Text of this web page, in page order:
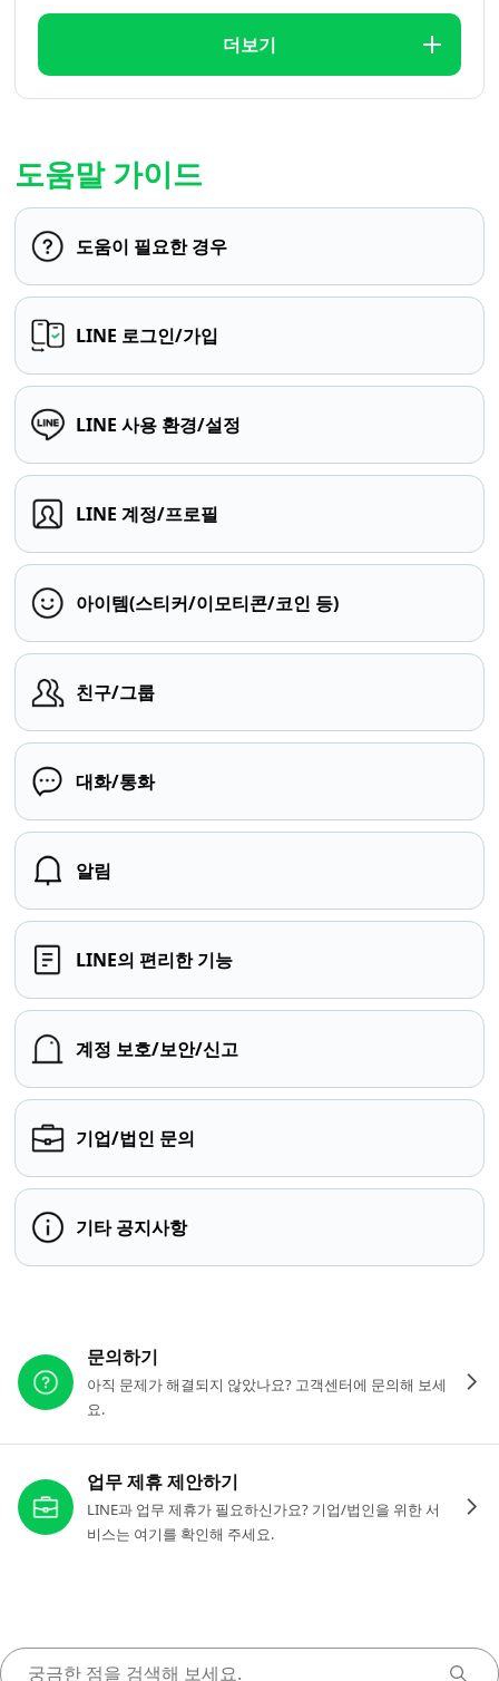
더보기
도움말 가이드
도움이 필요한 경우
LINE 로그인/가입
LINE 사용 환경/설정
LINE 계정/프로필
아이템(스티커/이모티콘/코인 등)
친구/그룹
대화/통화
알림
LINE의 편리한 기능
계정 보호/보안/신고
기업/법인 문의
기타 공지사항
문의하기
아직 문제가 해결되지 않았나요? 고객센터에 문의해 보세
요.
업무 제휴 제안하기
LINE과 업무 제휴가 필요하신가요? 기업/법인을 위한 서
비스는 여기를 확인해 주세요.